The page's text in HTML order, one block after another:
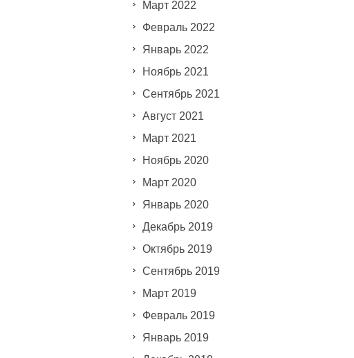
Март 2022
Февраль 2022
Январь 2022
Ноябрь 2021
Сентябрь 2021
Август 2021
Март 2021
Ноябрь 2020
Март 2020
Январь 2020
Декабрь 2019
Октябрь 2019
Сентябрь 2019
Март 2019
Февраль 2019
Январь 2019